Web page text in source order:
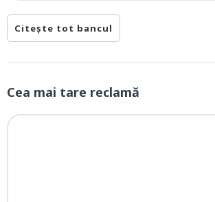
Citește tot bancul
Cea mai tare reclamă